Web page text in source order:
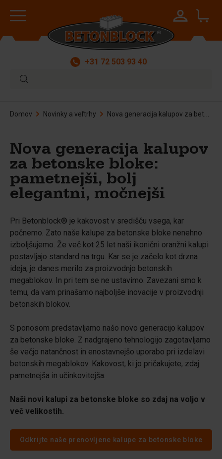
+31 72 503 93 40
Domov Novinky a veľtrhy Nova generacija kalupov za betonske bloke: pametnejši, bolj elegantni, močnejši
Nova generacija kalupov
za betonske bloke:
pametnejši, bolj
elegantni, močnejši
Pri Betonblock® je kakovost v središču vsega, kar
počnemo. Zato naše kalupe za betonske bloke nenehno
izboljšujemo. Že več kot 25 let naši ikonični oranžni kalupi
postavljajo standard na trgu. Kar se je začelo kot drzna
ideja, je danes merilo za proizvodnjo betonskih
megablokov. In pri tem se ne ustavimo. Zavezani smo k
temu, da vam prinašamo najboljše inovacije v proizvodnji
betonskih blokov.
S ponosom predstavljamo našo novo generacijo kalupov
za betonske bloke. Z nadgrajeno tehnologijo zagotavljamo
še večjo natančnost in enostavnejšo uporabo pri izdelavi
betonskih megablokov. Kakovost, ki jo pričakujete, zdaj
pametnejša in učinkovitejša.
Naši novi kalupi za betonske bloke so zdaj na voljo v
več velikostih.
Odkrijte naše prenovljene kalupe za betonske bloke